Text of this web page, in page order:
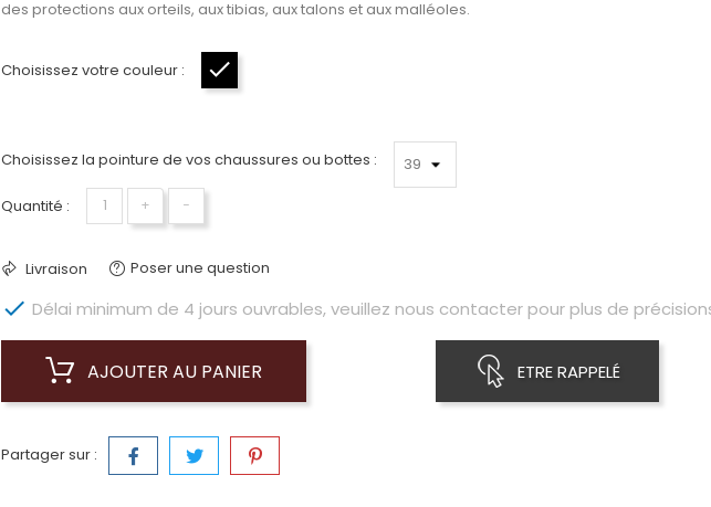
des protections aux orteils, aux tibias, aux talons et aux malléoles.
Choisissez votre couleur :
Choisissez la pointure de vos chaussures ou bottes :
Quantité : + −
Livraison Poser une question
 Délai minimum de 4 jours ouvrables, veuillez nous contacter pour plus de
AJOUTER AU PANIER ETRE RAPPELÉ
Partager sur :